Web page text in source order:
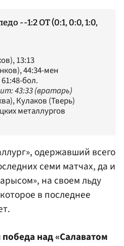
--1:2 ОТ (0:1, 0:0, 1:0,
13:13
44:34-мен
бол.
43:33 (вратарь)
Кулаков (Тверь)
металлургов
одержавший всего
семи матчах, да и
на своем льду
в последнее
над «Салаватом